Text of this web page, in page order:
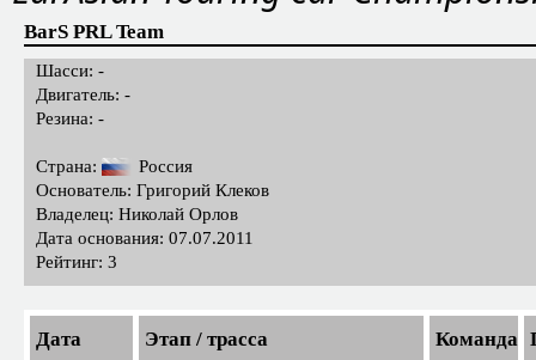
BarS PRL Team
Резина: -